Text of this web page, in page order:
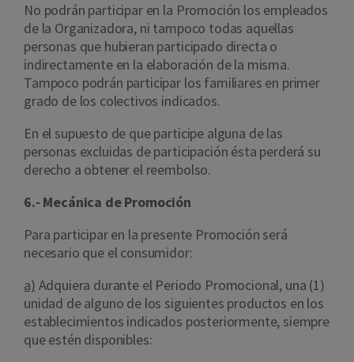
No podrán participar en la Promoción los empleados
de la Organizadora, ni tampoco todas aquellas
personas que hubieran participado directa o
indirectamente en la elaboración de la misma.
Tampoco podrán participar los familiares en primer
grado de los colectivos indicados.
En el supuesto de que participe alguna de las
personas excluidas de participación ésta perderá su
derecho a obtener el reembolso.
6.- Mecánica de Promoción
Para participar en la presente Promoción será
necesario que el consumidor:
a) Adquiera durante el Periodo Promocional, una (1)
unidad de alguno de los siguientes productos en los
establecimientos indicados posteriormente, siempre
que estén disponibles: